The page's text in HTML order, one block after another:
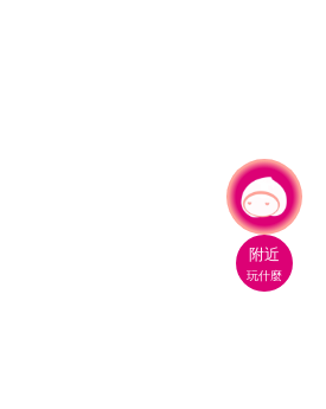
附近
玩什麼